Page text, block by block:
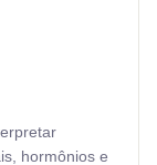
hormônios e